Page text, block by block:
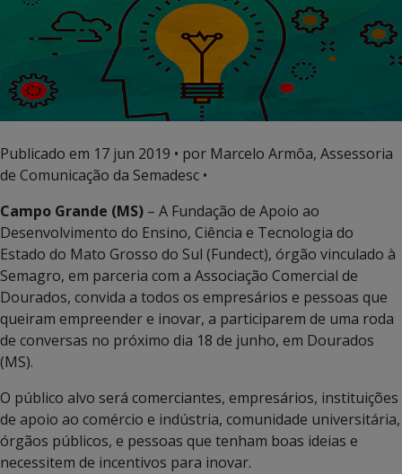
Publicado em 17 jun 2019 • por Marcelo Armôa, Assessoria
de Comunicação da Semadesc •
Campo Grande (MS) – A Fundação de Apoio ao
Desenvolvimento do Ensino, Ciência e Tecnologia do
Estado do Mato Grosso do Sul (Fundect), órgão vinculado à
Semagro, em parceria com a Associação Comercial de
Dourados, convida a todos os empresários e pessoas que
queiram empreender e inovar, a participarem de uma roda
de conversas no próximo dia 18 de junho, em Dourados
(MS).
O público alvo será comerciantes, empresários, instituições
de apoio ao comércio e indústria, comunidade universitária,
órgãos públicos, e pessoas que tenham boas ideias e
necessitem de incentivos para inovar.